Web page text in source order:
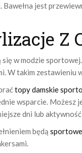
jest
Z
w modzie
W takim zestawieniu
topy damskie
wsparcie. Możesz
dni lub
będą